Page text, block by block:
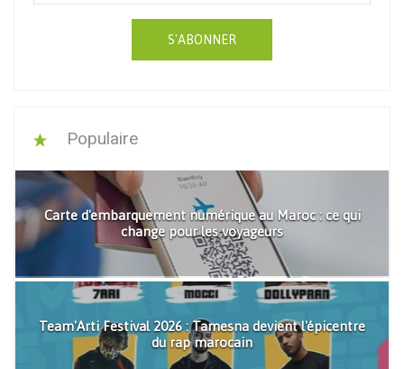
S'ABONNER
Populaire
Carte d'embarquement numérique au Maroc : ce qui
change pour les voyageurs
Team'Arti Festival 2026 : Tamesna devient l'épicentre
du rap marocain